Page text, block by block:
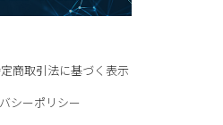
商取引法に基づく表示
シーポリシー